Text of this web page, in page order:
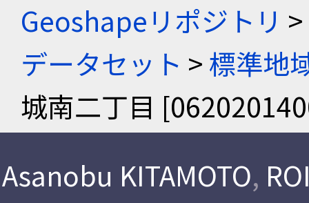
Geoshapeリポジトリ >
データセット >標準地
城南二丁目
Asanobu KITAMOTO,